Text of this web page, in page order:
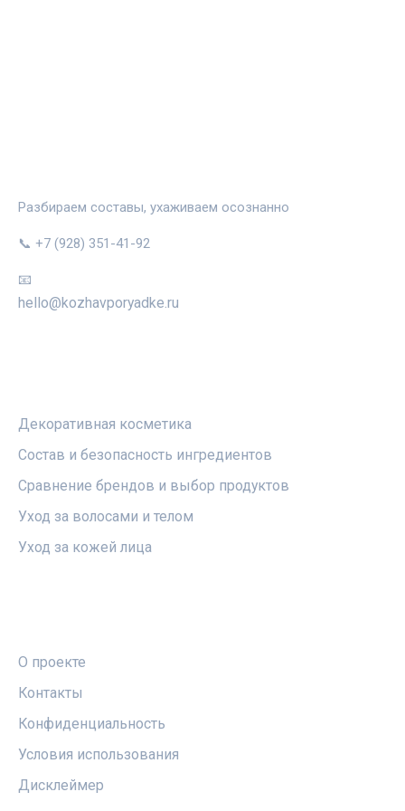
Разбираем составы, ухаживаем осознанно
📞 +7 (928) 351-41-92
📧
hello@kozhavporyadke.ru
Декоративная косметика
Состав и безопасность ингредиентов
Сравнение брендов и выбор продуктов
Уход за волосами и телом
Уход за кожей лица
О проекте
Контакты
Конфиденциальность
Условия использования
Дисклеймер